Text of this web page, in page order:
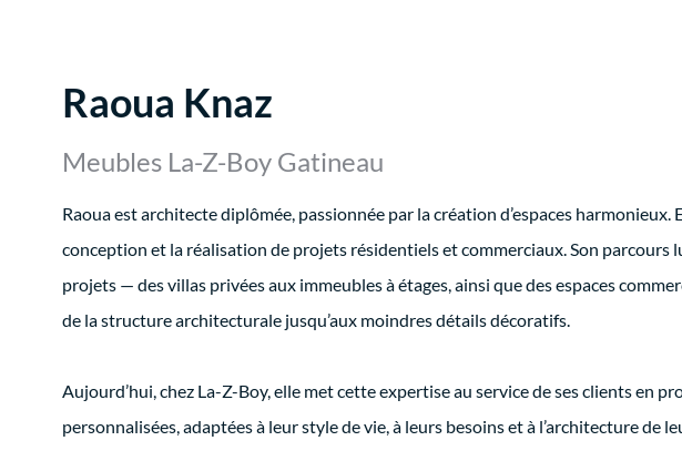
Raoua Knaz
Meubles La-Z-Boy Gatineau
Raoua est architecte diplômée, passionnée par la création d’espaces harmonieux.
conception et la réalisation de projets résidentiels et commerciaux. Son parcours
projets — des villas privées aux immeubles à étages, ainsi que des espaces
de la structure architecturale jusqu’aux moindres détails décoratifs.
Aujourd’hui, chez La-Z-Boy, elle met cette expertise au service de ses clients en
personnalisées, adaptées à leur style de vie, à leurs besoins et à l’architecture de